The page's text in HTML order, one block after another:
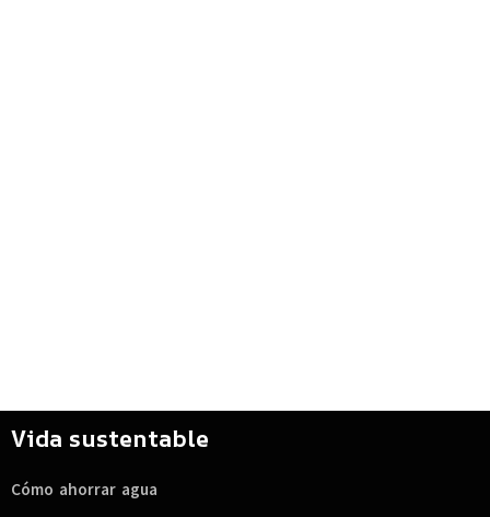
Vida sustentable
Cómo ahorrar agua